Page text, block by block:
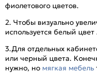
фиолетового цветов.
2. Чтобы визуально
используется белый
3.Для отдельных
или черный цвета.
нужно, но мягкая мебель